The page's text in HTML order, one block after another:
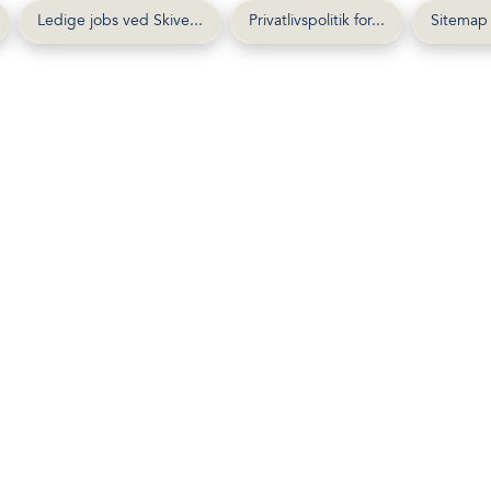
Ledige jobs ved Skive... Privatlivspolitik for...